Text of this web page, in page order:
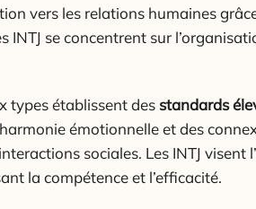
vers les relations humaines
INTJ se concentrent sur
types établissent des standards
émotionnelle et des
sociales. Les INTJ visent
la compétence et l’efficacité.